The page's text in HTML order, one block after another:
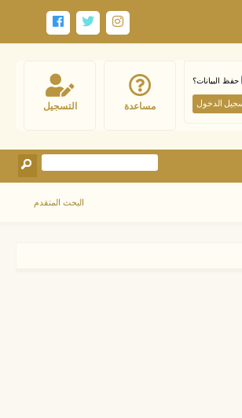
التسجيل مساعدة
حفظ البيانات؟
البحث المتقدم